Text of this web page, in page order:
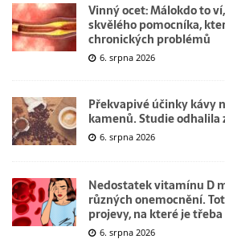
Vinný ocet: Málokdo to
skvělého pomocníka,
chronických problémů
6. srpna 2026
Překvapivé účinky kávy
kamenů. Studie
6. srpna 2026
Nedostatek vitamínu D
různých onemocnění.
projevy, na které je
6. srpna 2026